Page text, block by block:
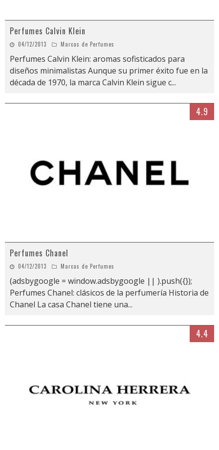
Perfumes Calvin Klein
04/12/2013 Marcas de Perfumes
Perfumes Calvin Klein: aromas sofisticados para
diseños minimalistas Aunque su primer éxito fue en la
década de 1970, la marca Calvin Klein sigue c...
4.9
Perfumes Chanel
04/12/2013 Marcas de Perfumes
(adsbygoogle = window.adsbygoogle || ).push({});
Perfumes Chanel: clásicos de la perfumería Historia de
Chanel La casa Chanel tiene una...
4.4